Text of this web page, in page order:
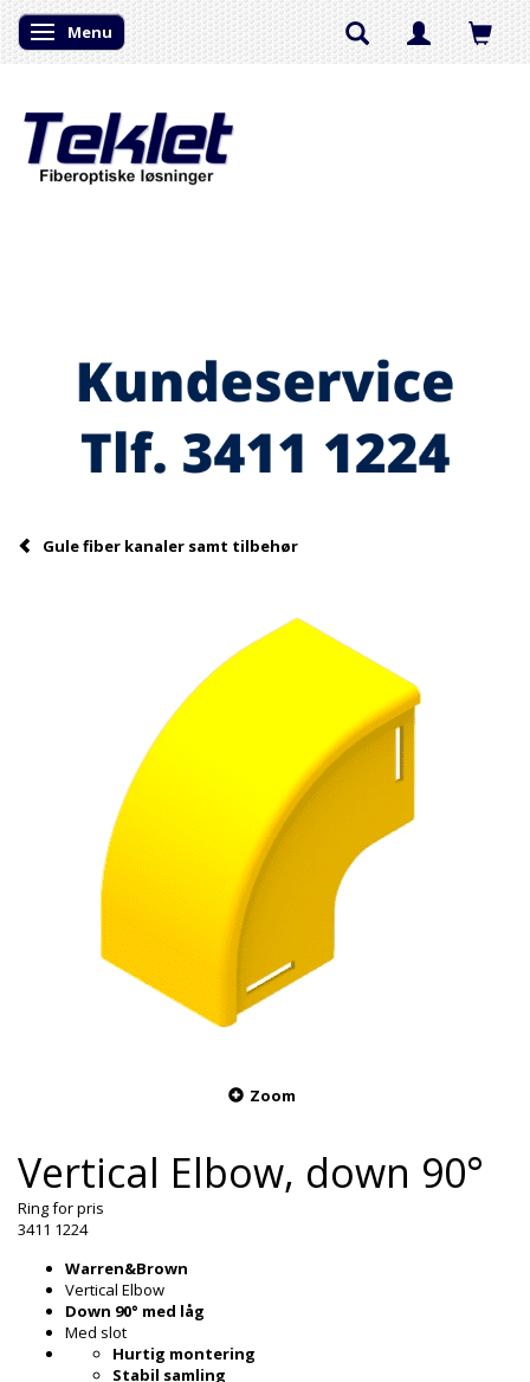
Skifte navigation
Menu
Gule fiber kanaler samt tilbehør
Zoom
Vertical Elbow, down 90°
Ring for pris
3411 1224
Warren&Brown
Vertical Elbow
Down 90° med låg
Med slot
Hurtig montering
Stabil samling